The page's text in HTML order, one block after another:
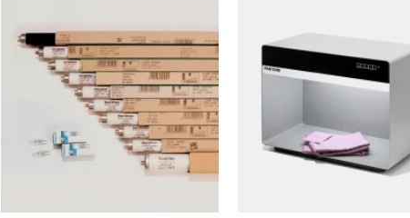
选择规格 选择规格